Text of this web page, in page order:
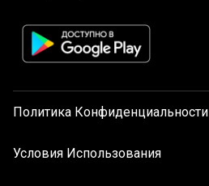
Политика Конфиденциальности
Условия Использования